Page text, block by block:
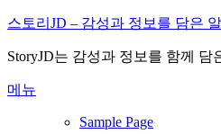
내
으
바
스토리JD – 감성과 정보를 담은
StoryJD는 감성과 정보를 함께
메뉴
Sample Page